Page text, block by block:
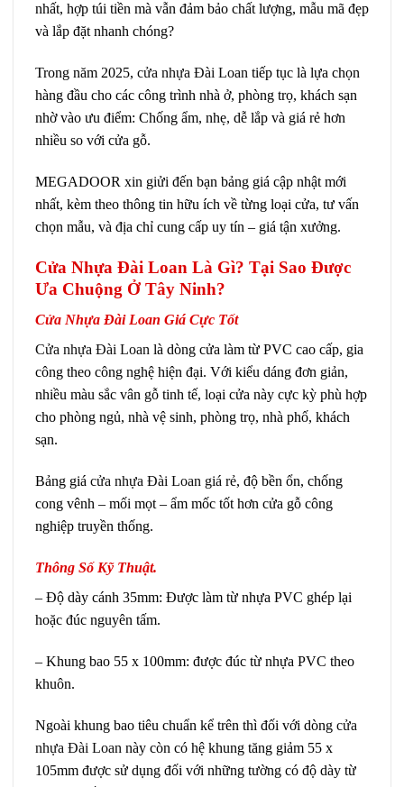
nhất, hợp túi tiền mà vẫn đảm bảo chất lượng, mẫu mã đẹp
và lắp đặt nhanh chóng?
Trong năm 2025, cửa nhựa Đài Loan tiếp tục là lựa chọn
hàng đầu cho các công trình nhà ở, phòng trọ, khách sạn
nhờ vào ưu điểm: Chống ẩm, nhẹ, dễ lắp và giá rẻ hơn
nhiều so với cửa gỗ.
MEGADOOR xin giửi đến bạn bảng giá cập nhật mới
nhất, kèm theo thông tin hữu ích về từng loại cửa, tư vấn
chọn mẫu, và địa chỉ cung cấp uy tín – giá tận xưởng.
Cửa Nhựa Đài Loan Là Gì? Tại Sao Được
Ưa Chuộng Ở Tây Ninh?
Cửa Nhựa Đài Loan Giá Cực Tốt
Cửa nhựa Đài Loan là dòng cửa làm từ PVC cao cấp, gia
công theo công nghệ hiện đại. Với kiểu dáng đơn giản,
nhiều màu sắc vân gỗ tinh tế, loại cửa này cực kỳ phù hợp
cho phòng ngủ, nhà vệ sinh, phòng trọ, nhà phố, khách
sạn.
Bảng giá cửa nhựa Đài Loan giá rẻ, độ bền ổn, chống
cong vênh – mối mọt – ẩm mốc tốt hơn cửa gỗ công
nghiệp truyền thống.
Thông Số Kỹ Thuật.
– Độ dày cánh 35mm: Được làm từ nhựa PVC ghép lại
hoặc đúc nguyên tấm.
– Khung bao 55 x 100mm: được đúc từ nhựa PVC theo
khuôn.
Ngoài khung bao tiêu chuẩn kể trên thì đối với dòng cửa
nhựa Đài Loan này còn có hệ khung tăng giảm 55 x
105mm được sử dụng đối với những tường có độ dày từ